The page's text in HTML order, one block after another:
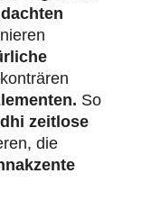
So
zeitlose
die